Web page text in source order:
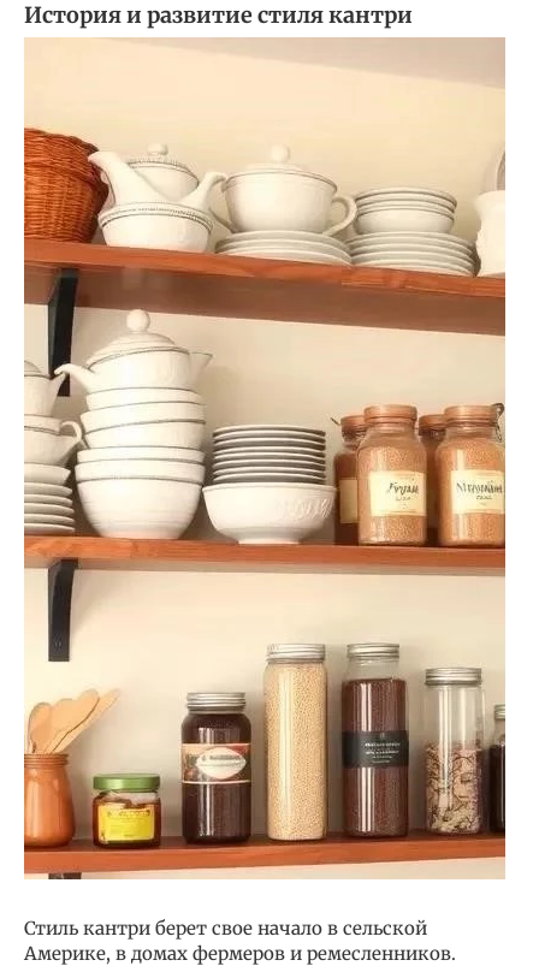
История и развитие стиля кантри
Стиль кантри берет свое начало в сельской
Америке, в домах фермеров и ремесленников.